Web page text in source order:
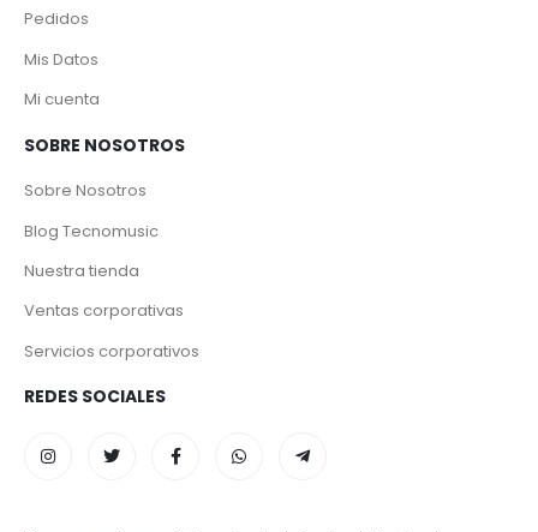
Pedidos
Mis Datos
Mi cuenta
SOBRE NOSOTROS
Sobre Nosotros
Blog Tecnomusic
Nuestra tienda
Ventas corporativas
Servicios corporativos
REDES SOCIALES